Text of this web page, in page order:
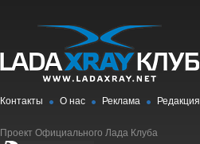
Контакты О нас Реклама Редакция
Проект Официального Лада Клуба